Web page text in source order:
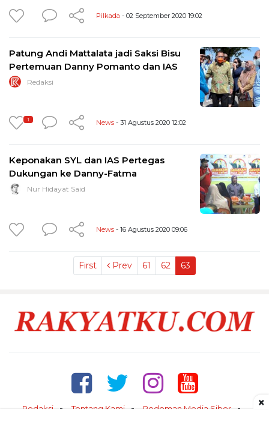
Pilkada - 02 September 2020 19:02
Patung Andi Mattalata jadi Saksi Bisu
Pertemuan Danny Pomanto dan IAS
Redaksi
1 News - 31 Agustus 2020 12:02
Keponakan SYL dan IAS Pertegas
Dukungan ke Danny-Fatma
Nur Hidayat Said
News - 16 Agustus 2020 09:06
First Prev 61 62 63
Redaksi Tentang Kami
Pedoman Media Siber
×